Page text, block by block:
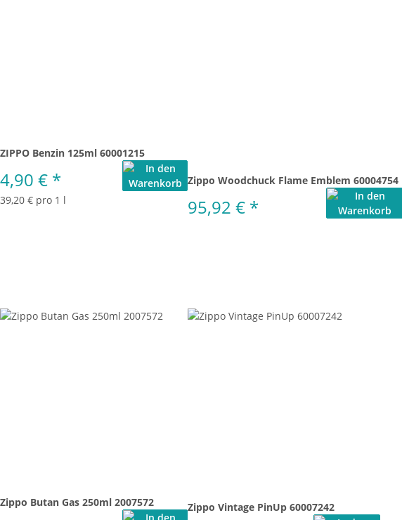
ZIPPO Benzin 125ml 60001215
4,90 € *
39,20 € pro 1 l
Zippo Woodchuck Flame Emblem 60004754
95,92 € *
Zippo Butan Gas 250ml 2007572 Zippo Vintage PinUp 60007242